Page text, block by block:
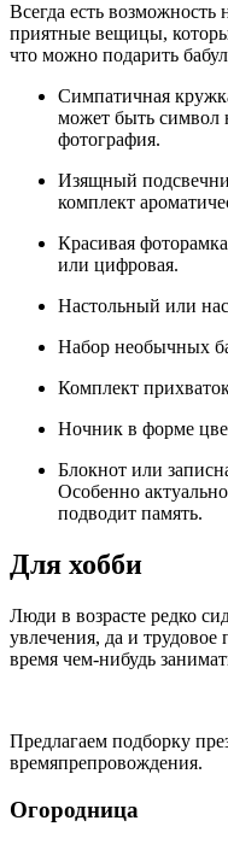
Всегда есть
приятные вещицы,
что можно подарить
Симпатичная
может быть символ
фотография.
Изящный
комплект
Красивая
или цифровая.
Настольный или
Набор необычных
Комплект
Ночник в форме
Блокнот или
Особенно
подводит память.
Для хобби
Люди в возрасте редко
увлечения, да и
время чем-нибудь
Предлагаем подборку
времяпрепровождения.
Огородница